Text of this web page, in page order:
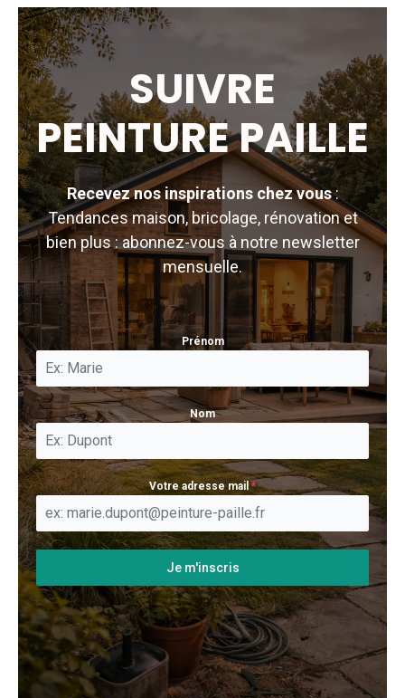
SUIVRE
PEINTURE PAILLE
Recevez nos inspirations chez vous:
Tendances maison, bricolage, rénovation et
bien plus : abonnez-vous à notre newsletter
mensuelle.
Prénom
Nom
Votre adresse mail*
Je m'inscris